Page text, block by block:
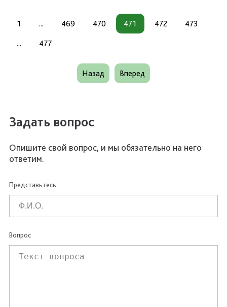
1 ... 469 470 471 472 473
... 477
Назад Вперед
Задать вопрос
Опишите свой вопрос, и мы обязательно на него
ответим.
Представьтесь
Вопрос